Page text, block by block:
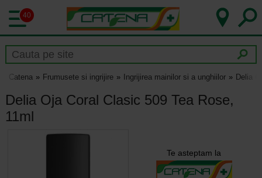
40
Catena Frumusete si ingrijire Ingrijirea mainilor si a unghiilor Delia
Delia Oja Coral Clasic 509 Tea Rose,
11ml
Te asteptam la